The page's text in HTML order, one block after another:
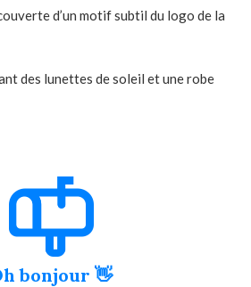
d’un motif subtil du logo de la
bonjour 👋